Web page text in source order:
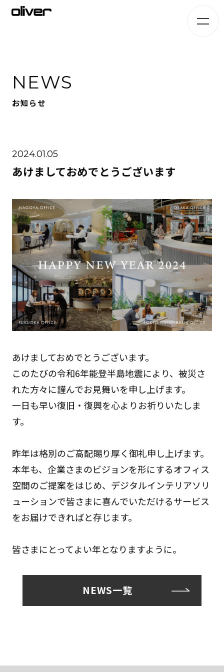
NEWS
お知らせ
2024.01.05
あけましておめでとうございます
あけましておめでとうございます。
このたびの令和6年能登半島地震により、被災さ
れた方々に謹んでお見舞いを申し上げます。
一日も早い復旧・復興を心よりお祈りいたしま
す。
昨年は格別のご高配賜り厚く御礼申し上げます。​
本年も、企業さまのビジョンを形にするオフィス
空間のご提案をはじめ、 デジタルインテリアソリ
ューションで皆さまに喜んでいただけるサービス
をお届けできればと存じます。
皆さまにとってよい年となりますように。
NEWS一覧